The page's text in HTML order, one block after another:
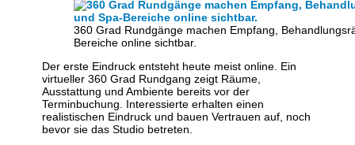
360 Grad Rundgänge machen Empfang,
Bereiche online sichtbar.
Der erste Eindruck entsteht heute meist online. Ein
virtueller 360 Grad Rundgang zeigt Räume,
Ausstattung und Ambiente bereits vor der
Terminbuchung. Interessierte erhalten einen
realistischen Eindruck und bauen Vertrauen auf, noch
bevor sie das Studio betreten.